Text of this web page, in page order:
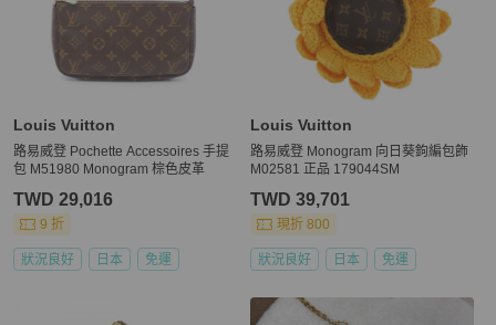
Louis Vuitton
路易威登 Pochette Accessoires 手提
包 M51980 Monogram 棕色皮革
TWD 29,016
9 折
狀況良好 日本 免運
Louis Vuitton
路易威登 Monogram 向日葵鉤編包飾
M02581 正品 179044SM
TWD 39,701
現折 800
狀況良好 日本 免運